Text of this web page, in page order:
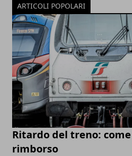
ARTICOLI POPOLARI
Ritardo del treno:
rimborso